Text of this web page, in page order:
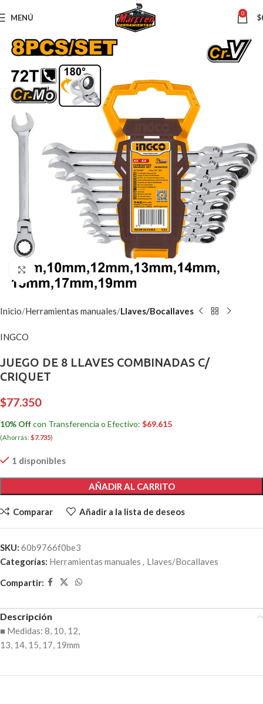
MENÚ 0 $
Clic para ampliar
Inicio Herramientas manuales Llaves/Bocallaves
INGCO
JUEGO DE 8 LLAVES COMBINADAS C/
CRIQUET
$77.350
10% Offcon Transferencia o Efectivo: $69.615
(Ahorrás: $7.735)
1 disponibles
AÑADIR AL CARRITO
Comparar Añadir a la lista de deseos
SKU: 60b9766f0be3
Categorías: Herramientas manuales , Llaves/Bocallaves
Compartir:
Descripción
■ Medidas: 8, 10, 12,
13, 14, 15, 17, 19mm